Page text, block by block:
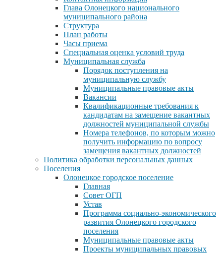
Глава Олонецкого национального
муниципального района
Структура
План работы
Часы приема
Специальная оценка условий труда
Муниципальная служба
Порядок поступления на
муниципальную службу
Муниципальные правовые акты
Вакансии
Квалификационные требования к
кандидатам на замещение вакантных
должностей муниципальной службы
Номера телефонов, по которым можно
получить информацию по вопросу
замещения вакантных должностей
Политика обработки персональных данных
Поселения
Олонецкое городское поселение
Главная
Совет ОГП
Устав
Программа социально-экономического
развития Олонецкого городского
поселения
Муниципальные правовые акты
Проекты муниципальных правовых